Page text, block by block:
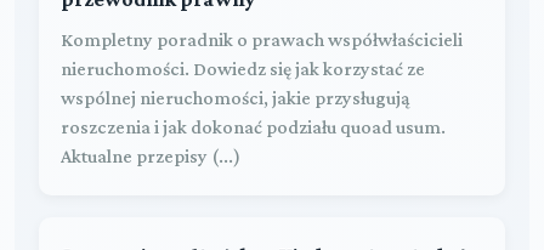
Kompletny poradnik o prawach współwłaścicieli
nieruchomości. Dowiedz się jak korzystać ze
wspólnej nieruchomości, jakie przysługują
roszczenia i jak dokonać podziału quoad usum.
Aktualne przepisy (...)